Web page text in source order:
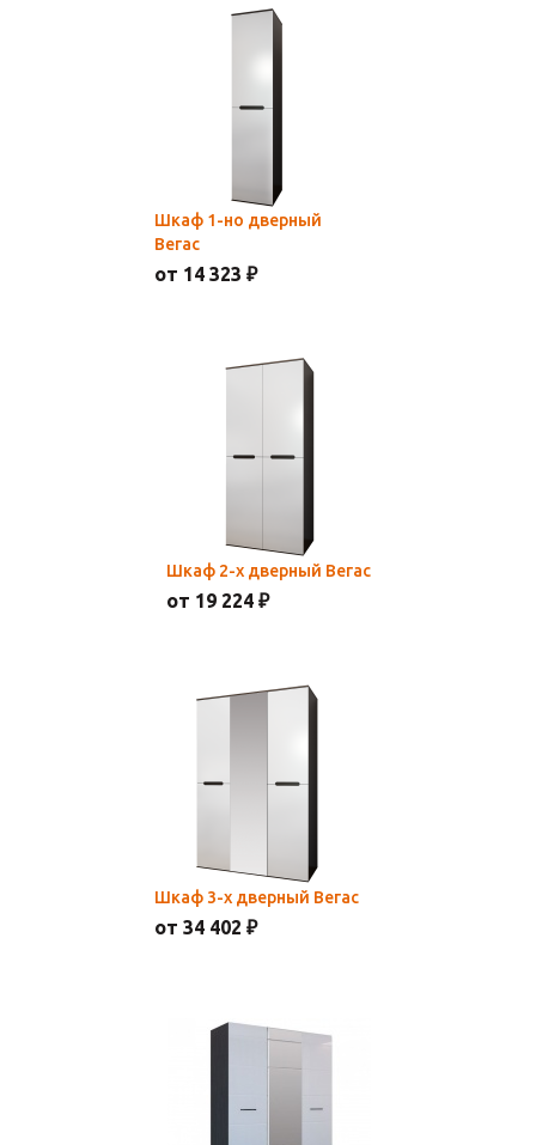
Шкаф 1-но дверный
Вегас
от 14 323 ₽
Шкаф 2-х дверный Вегас
от 19 224 ₽
Шкаф 3-х дверный Вегас
от 34 402 ₽